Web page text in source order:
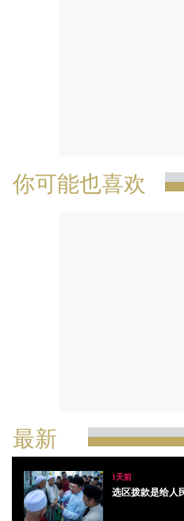
你可能也喜欢
最新
1天前
选区拨款是给人